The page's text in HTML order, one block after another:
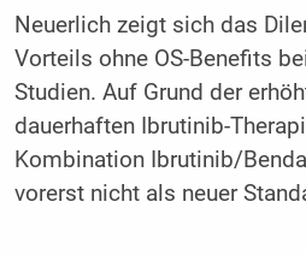
Neuerlich zeigt sich das
Vorteils ohne OS-Benefits
Studien. Auf Grund der
dauerhaften Ibrutinib-
Kombination Ibrutinib/
vorerst nicht als neuer